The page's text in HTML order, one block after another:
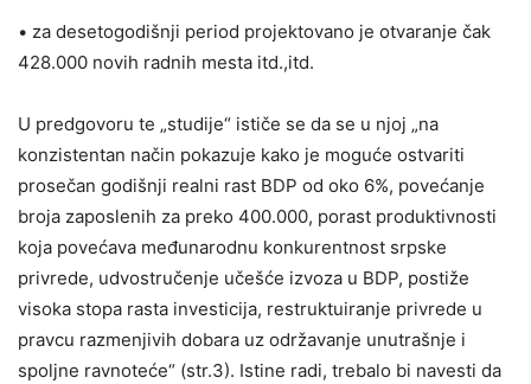
• za desetogodišnji period projektovano je otvaranje čak
428.000 novih radnih mesta itd.,itd.
U predgovoru te „studije“ ističe se da se u njoj „na
konzistentan način pokazuje kako je moguće ostvariti
prosečan godišnji realni rast BDP od oko 6%, povećanje
broja zaposlenih za preko 400.000, porast produktivnosti
koja povećava međunarodnu konkurentnost srpske
privrede, udvostručenje učešće izvoza u BDP, postiže
visoka stopa rasta investicija, restruktuiranje privrede u
pravcu razmenjivih dobara uz održavanje unutrašnje i
spoljne ravnoteće“ (str.3). Istine radi, trebalo bi navesti da